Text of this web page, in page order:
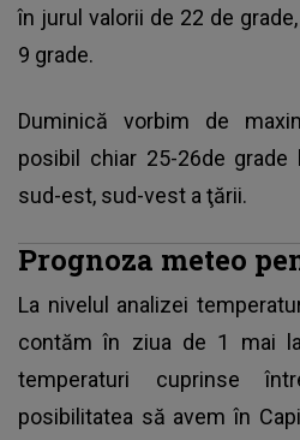
în jurul valorii de 22 de
9 grade.
Duminică vorbim de
posibil chiar 25-26de
sud-est, sud-vest a ţării.
Prognoza meteo
La nivelul analizei
contăm în ziua de 1 mai
temperaturi cuprinse
posibilitatea să avem în